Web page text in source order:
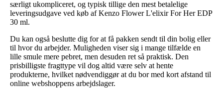
særligt ukompliceret, og typisk tillige den mest betalelige
leveringsudgave ved køb af Kenzo Flower L'elixir For Her EDP
30 ml.
Du kan også beslutte dig for at få pakken sendt til din bolig eller
til hvor du arbejder. Muligheden viser sig i mange tilfælde en
lille smule mere pebret, men desuden ret så praktisk. Den
prisbilligste fragttype vil dog altid være selv at hente
produkterne, hvilket nødvendiggør at du bor med kort afstand til
online webshoppens arbejdslager.